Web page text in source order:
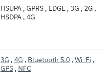
HSUPA , GPRS , EDGE , 3G , 2G ,
HSDPA , 4G
3G , 4G , Bluetooth 5.0 , Wi-Fi ,
GPS , NFC